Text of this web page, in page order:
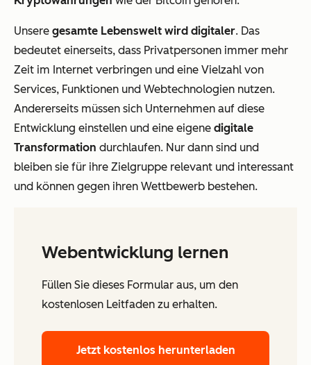
Unsere gesamte Lebenswelt wird digitaler. Das
bedeutet einerseits, dass Privatpersonen immer mehr
Zeit im Internet verbringen und eine Vielzahl von
Services, Funktionen und Webtechnologien nutzen.
Andererseits müssen sich Unternehmen auf diese
Entwicklung einstellen und eine eigene digitale
Transformation durchlaufen. Nur dann sind und
bleiben sie für ihre Zielgruppe relevant und interessant
und können gegen ihren Wettbewerb bestehen.
Webentwicklung lernen
Füllen Sie dieses Formular aus, um den
kostenlosen Leitfaden zu erhalten.
Jetzt kostenlos herunterladen